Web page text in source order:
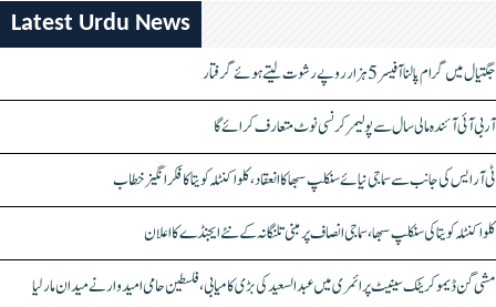
Latest Urdu News
جگتیال میں گرام پالنا آفیسر 5 ہزار روپے رشوت لیتے ہوئے گرفتار
آر بی آئی آئندہ مالی سال سے پولیمر کرنسی نوٹ متعارف کرائے گا
ٹی آر ایس کی جانب سے سماجی نیائے سنکلپ سبھا کا انعقاد، کلواکنٹلہ کویتا کا فکر انگیز خطاب
کلواکنٹلہ کویتا کی سنکلپ سبھا، سماجی انصاف پر مبنی تلنگانہ کے نئے ایجنڈے کا اعلان
مشی گن ڈیموکریٹک سینیٹ پرائمری میں عبدالسعید کی بڑی کامیابی، فلسطین حامی امیدوار نے میدان مار لیا